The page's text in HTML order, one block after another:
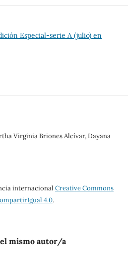
Especial-serie A (julio) en
Virginia Briones Alcívar, Dayana
internacional Creative Commons
4.0.
mismo autor/a